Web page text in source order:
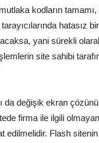
kodların
hatasız
yani sürekli
site sahibi
da değişik ekran
firma ile ilgili olmayan
edilmelidir. Flash